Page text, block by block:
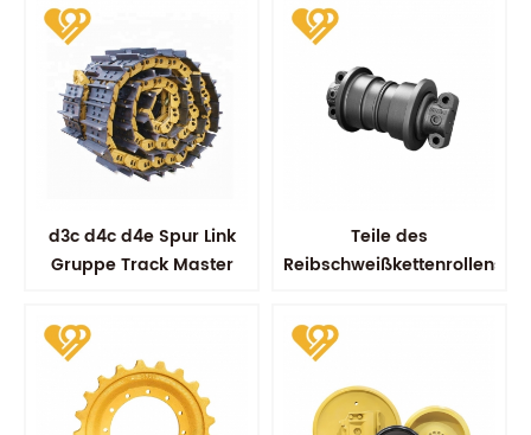
d3c d4c d4e Spur Link
Gruppe Track Master
Teile des
Reibschweißkettenrollens